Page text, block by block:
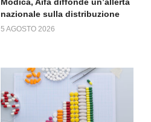
Modica, Aifa diffonde un’allerta
nazionale sulla distribuzione
5 AGOSTO 2026